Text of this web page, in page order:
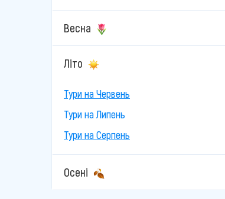
Весна
Літо
Тури на Червень
Тури на Липень
Тури на Серпень
Осені